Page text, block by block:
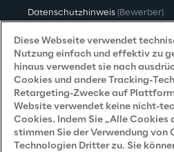
Datenschutzhinweis (Bewerber)
Datenschutzhinweis(Kunden)
Datenschutzhinweis (Dienstleister)
Datenschutzhinweis (Marketing)
Grundsatzerklärung - LKSG
Accessibility Statement
Diese Webseite verwendet
Nutzung einfach und effektiv zu
hinaus verwendet sie nach
Cookies und andere Tracking-
Retargeting-Zwecke auf
Website verwendet keine nicht-
Cookies. Indem Sie „Alle Cookies
stimmen Sie der Verwendung von
Technologien Dritter zu. Sie